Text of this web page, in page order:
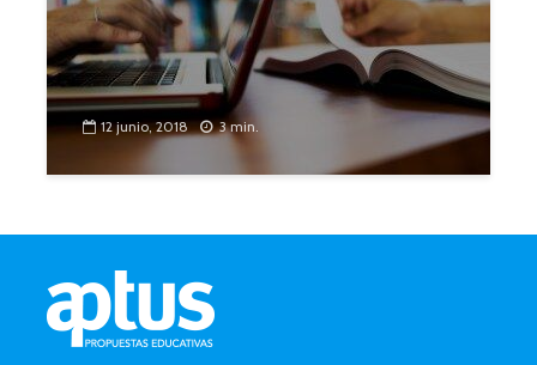
12 junio, 2018 3 min.